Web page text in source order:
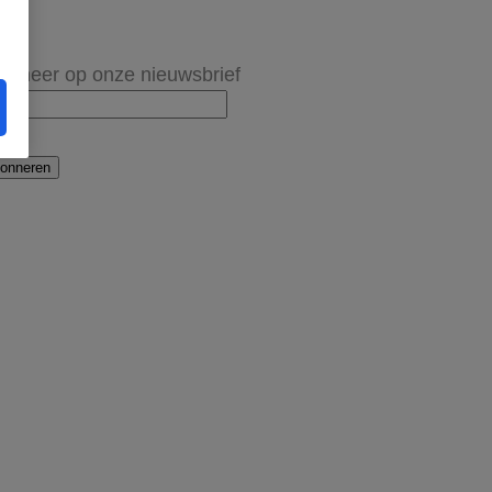
op onze nieuwsbrief